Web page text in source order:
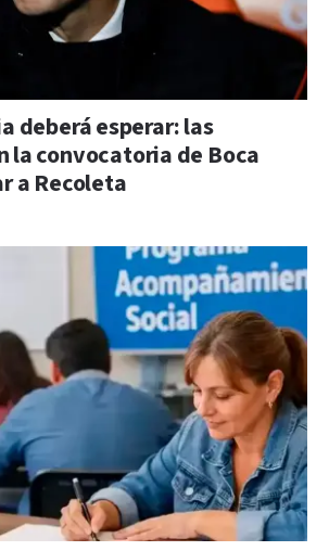
deberá esperar: las
la convocatoria de Boca
a Recoleta